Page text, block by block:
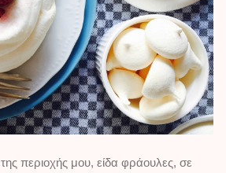
της περιοχής μου, είδα φράουλες, σε